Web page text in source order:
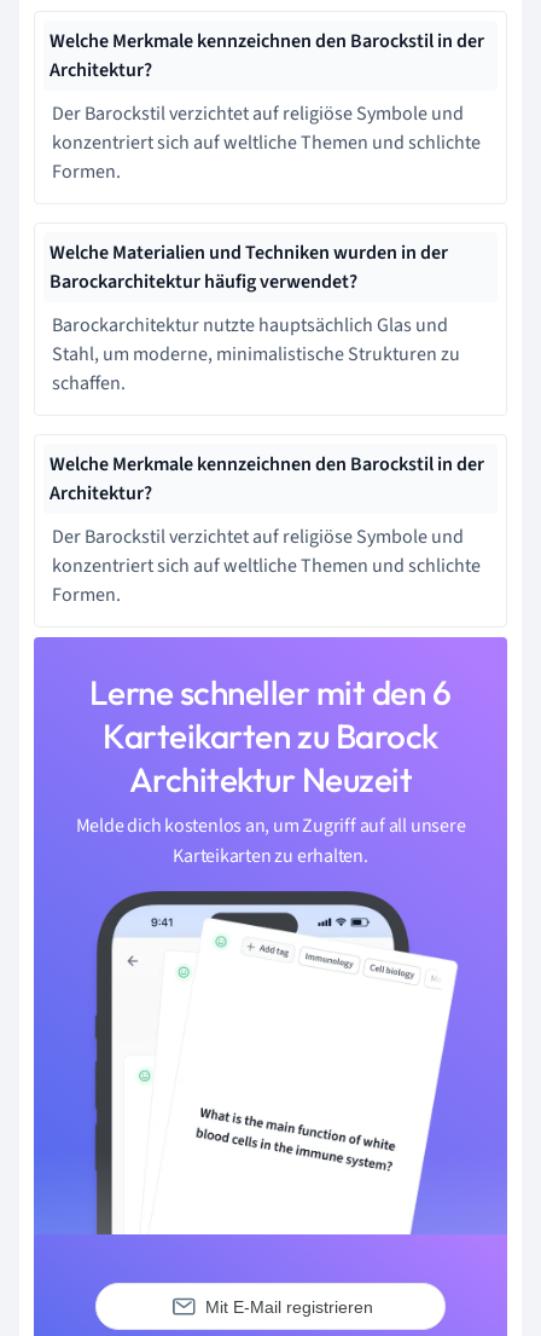
Welche Merkmale kennzeichnen den Barockstil in der
Architektur?
Der Barockstil verzichtet auf religiöse Symbole und
konzentriert sich auf weltliche Themen und schlichte
Formen.
Welche Materialien und Techniken wurden in der
Barockarchitektur häufig verwendet?
Barockarchitektur nutzte hauptsächlich Glas und
Stahl, um moderne, minimalistische Strukturen zu
schaffen.
Welche Merkmale kennzeichnen den Barockstil in der
Architektur?
Der Barockstil verzichtet auf religiöse Symbole und
konzentriert sich auf weltliche Themen und schlichte
Formen.
Lerne schneller mit den 6
Karteikarten zu Barock
Architektur Neuzeit
Melde dich kostenlos an, um Zugriff auf all unsere
Karteikarten zu erhalten.
Mit E-Mail registrieren